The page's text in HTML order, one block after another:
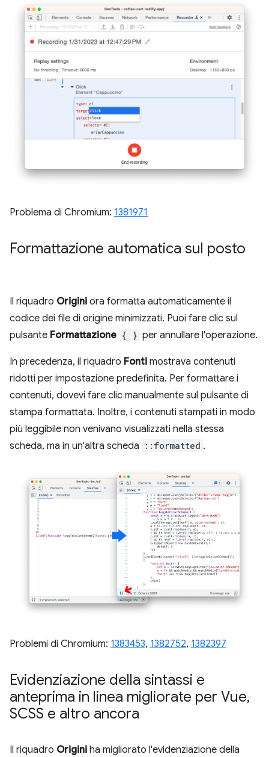
Problema di Chromium: 1381971
Formattazione automatica sul posto
Il riquadro Origini ora formatta automaticamente il
codice dei file di origine minimizzati. Puoi fare clic sul
pulsante Formattazione { } per annullare l'operazione.
In precedenza, il riquadro Fonti mostrava contenuti
ridotti per impostazione predefinita. Per formattare i
contenuti, dovevi fare clic manualmente sul pulsante di
stampa formattata. Inoltre, i contenuti stampati in modo
più leggibile non venivano visualizzati nella stessa
scheda, ma in un'altra scheda
::formatted .
Problemi di Chromium: 1383453, 1382752, 1382397
Evidenziazione della sintassi e
anteprima in linea migliorate per Vue,
SCSS e altro ancora
Il riquadro Origini ha migliorato l'evidenziazione della